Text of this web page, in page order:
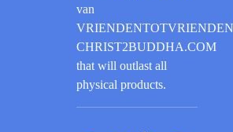
van
CHRIST2BUDDHA.COM
that will outlast all
physical products.